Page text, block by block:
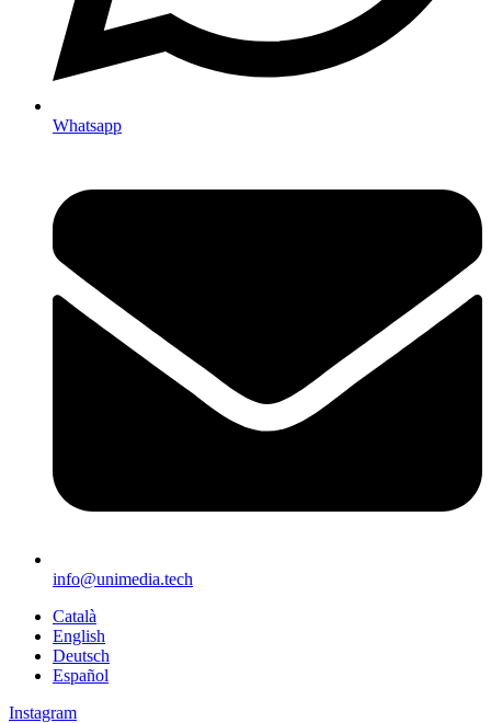
Whatsapp
info@unimedia.tech
Català
English
Deutsch
Español
Instagram